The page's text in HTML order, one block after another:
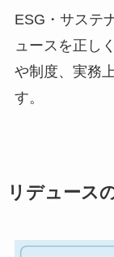
ESG・サステ
ュースを正し
や制度、実務
す。
リデュース